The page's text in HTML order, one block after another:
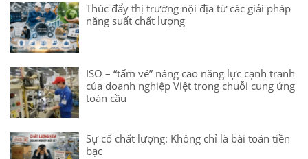
Thúc đẩy thị trường nội địa từ các giải pháp
năng suất chất lượng
ISO – “tấm vé” nâng cao năng lực cạnh tranh
của doanh nghiệp Việt trong chuỗi cung ứng
toàn cầu
Sự cố chất lượng: Không chỉ là bài toán tiền
bạc